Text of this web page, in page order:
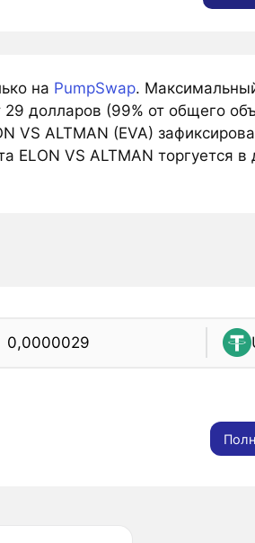
на PumpSwap.
29 долларов (99% от общего
VS ALTMAN (EVA)
ELON VS ALTMAN торгуется в